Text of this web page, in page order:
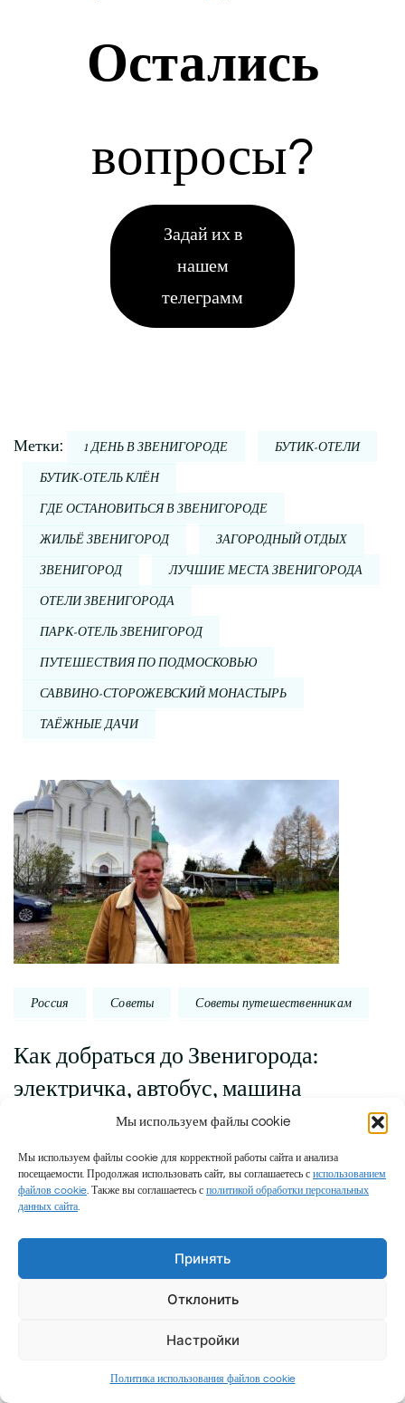
Мы используем файлы cookie
Мы используем файлы cookie для корректной работы сайта и анализа
посещаемости. Продолжая использовать сайт, вы соглашаетесь с использованием
файлов cookie. Также вы соглашаетесь с политикой обработки персональных
данных сайта.
Принять
Отклонить
Настройки
Политика использования файлов cookie
Остались
вопросы?
Задай их в
нашем
телеграмм
Метки: 1 ДЕНЬ В ЗВЕНИГОРОДЕ БУТИК-ОТЕЛИ
БУТИК-ОТЕЛЬ КЛЁН
ГДЕ ОСТАНОВИТЬСЯ В ЗВЕНИГОРОДЕ
ЖИЛЬЁ ЗВЕНИГОРОД ЗАГОРОДНЫЙ ОТДЫХ
ЗВЕНИГОРОД ЛУЧШИЕ МЕСТА ЗВЕНИГОРОДА
ОТЕЛИ ЗВЕНИГОРОДА
ПАРК-ОТЕЛЬ ЗВЕНИГОРОД
ПУТЕШЕСТВИЯ ПО ПОДМОСКОВЬЮ
САВВИНО-СТОРОЖЕВСКИЙ МОНАСТЫРЬ
ТАЁЖНЫЕ ДАЧИ
Навигация
по
записи
Россия Советы Советы путешественникам
Как добраться до Звенигорода:
электричка, автобус, машина
Советы путешественникам